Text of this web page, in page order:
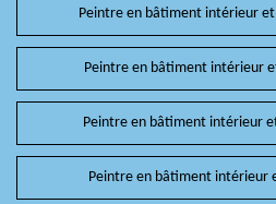
Peintre en bâtiment intérieur
Peintre en bâtiment intérieur
Peintre en bâtiment intérieur
Peintre en bâtiment intérieur